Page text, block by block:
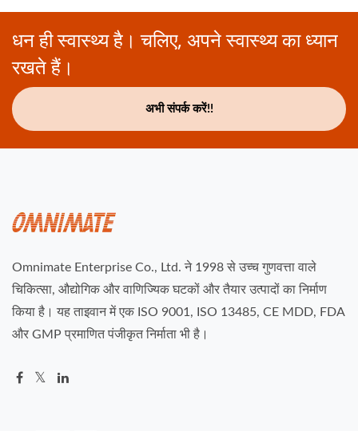
धन ही स्वास्थ्य है। चलिए, अपने स्वास्थ्य का ध्यान
रखते हैं।
अभी संपर्क करें!!
Omnimate Enterprise Co., Ltd. ने 1998 से उच्च गुणवत्ता वाले
चिकित्सा, औद्योगिक और वाणिज्यिक घटकों और तैयार उत्पादों का निर्माण
किया है। यह ताइवान में एक ISO 9001, ISO 13485, CE MDD, FDA
और GMP प्रमाणित पंजीकृत निर्माता भी है।